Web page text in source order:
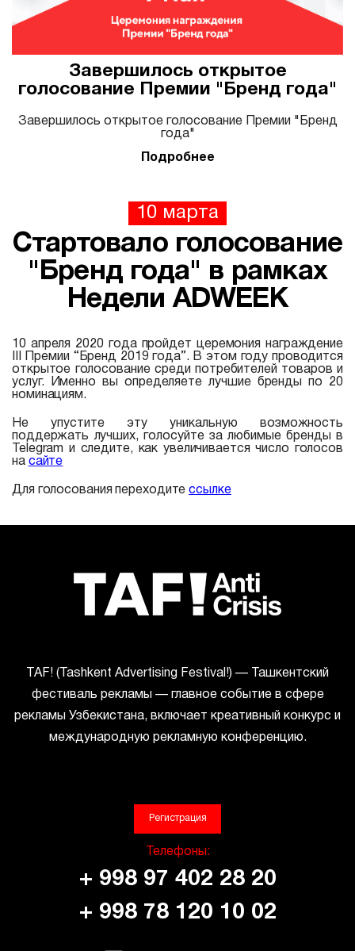
Завершилось открытое
голосование Премии "Бренд года"
Завершилось открытое голосование Премии "Бренд
года"
Подробнее
10 марта
Стартовало голосование
"Бренд года" в рамках
Недели ADWEEK
10 апреля 2020 года пройдет церемония награждение
III Премии “Бренд 2019 года”. В этом году проводится
открытое голосование среди потребителей товаров и
услуг. Именно вы определяете лучшие бренды по 20
номинациям.
Не упустите эту уникальную возможность
поддержать лучших, голосуйте за любимые бренды в
Telegram и следите, как увеличивается число голосов
на сайте
Для голосования переходитессылке
ТАF! (Tashkent Advertising Festival!) — Ташкентский
фестиваль рекламы — главное событие в сфере
рекламы Узбекистана, включает креативный конкурс и
международную рекламную конференцию.
Регистрация
Телефоны:
+ 998 97 402 28 20
+ 998 78 120 10 02